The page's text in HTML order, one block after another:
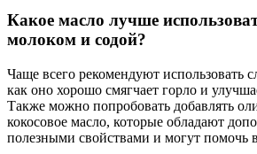
Какое масло лучше
молоком и содой?
Чаще всего рекомендуют использовать
как оно хорошо смягчает горло и
Также можно попробовать добавлять
кокосовое масло, которые обладают
полезными свойствами и могут помочь